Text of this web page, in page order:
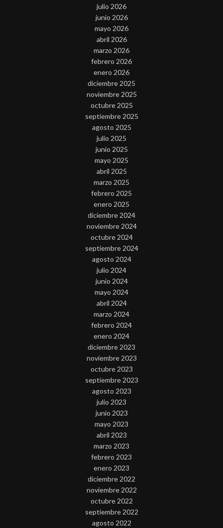
julio 2026
junio 2026
mayo 2026
abril 2026
marzo 2026
febrero 2026
enero 2026
diciembre 2025
noviembre 2025
octubre 2025
septiembre 2025
agosto 2025
julio 2025
junio 2025
mayo 2025
abril 2025
marzo 2025
febrero 2025
enero 2025
diciembre 2024
noviembre 2024
octubre 2024
septiembre 2024
agosto 2024
julio 2024
junio 2024
mayo 2024
abril 2024
marzo 2024
febrero 2024
enero 2024
diciembre 2023
noviembre 2023
octubre 2023
septiembre 2023
agosto 2023
julio 2023
junio 2023
mayo 2023
abril 2023
marzo 2023
febrero 2023
enero 2023
diciembre 2022
noviembre 2022
octubre 2022
septiembre 2022
agosto 2022